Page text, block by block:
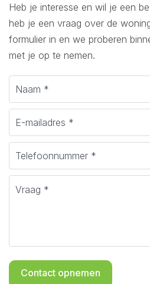
Heb je interesse en wil je een
heb je een vraag over de
formulier in en we proberen
met je op te nemen.